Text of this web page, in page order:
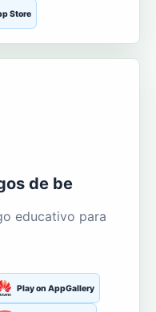
Store
de be
educativo para
Play on AppGallery